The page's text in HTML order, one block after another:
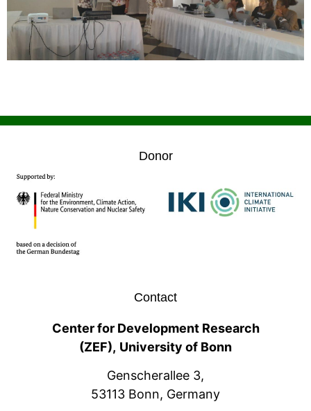
Donor
Contact
Center for Development Research
(ZEF), University of Bonn
Genscherallee 3,
53113 Bonn, Germany